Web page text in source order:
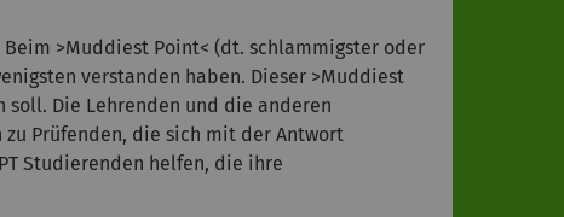
>Muddiest Point< (dt. schlammigster oder
verstanden haben. Dieser >Muddiest
soll. Die Lehrenden und die anderen
Prüfenden, die sich mit der Antwort
Studierenden helfen, die ihre